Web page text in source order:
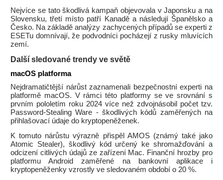
Nejvíce se tato škodlivá kampaň objevovala v Japonsku a na
Slovensku, třetí místo patří Kanadě a následují Španělsko a
Česko. Na základě analýzy zachycených případů se experti z
ESETu domnívají, že podvodníci pocházejí z rusky mluvících
zemí.
Další sledované trendy ve světě
macOS platforma
Nejdramatičtější nárůst zaznamenali bezpečnostní experti na
platformě macOS. V rámci této platformy se ve srovnání s
prvním pololetím roku 2024 více než zdvojnásobil počet tzv.
Password-Stealing Ware - škodlivých kódů zaměřených na
přihlašovací údaje do kryptopeněženek.
K tomuto nárůstu výrazně přispěl AMOS (známý také jako
Atomic Stealer), škodlivý kód určený ke shromažďování a
odcizení citlivých údajů ze zařízení Mac. Finanční hrozby pro
platformu Android zaměřené na bankovní aplikace i
kryptopeněženky vzrostly ve sledovaném období o 20 %.